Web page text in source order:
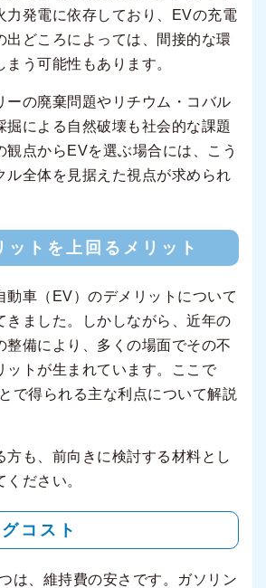
力発電に依存しており、EVの充電
出どころによっては、間接的な環
う可能性もあります。
ーの廃棄問題やリチウム・コバル
掘による自然破壊も社会的な課題
観点からEVを選ぶ場合には、こう
ル全体を見据えた視点が求められ
ットを上回るメリット
動車（EV）のデメリットについて
きました。しかしながら、近年の
整備により、多くの場面でその不
ットが生まれています。ここで
で得られる主な利点について解説
方も、前向きに検討する材料とし
ださい。
コスト
は、維持費の安さです。ガソリン